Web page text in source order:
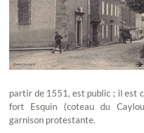
partir de 1551, est public ; il est
fort Esquin (coteau du
garnison protestante.